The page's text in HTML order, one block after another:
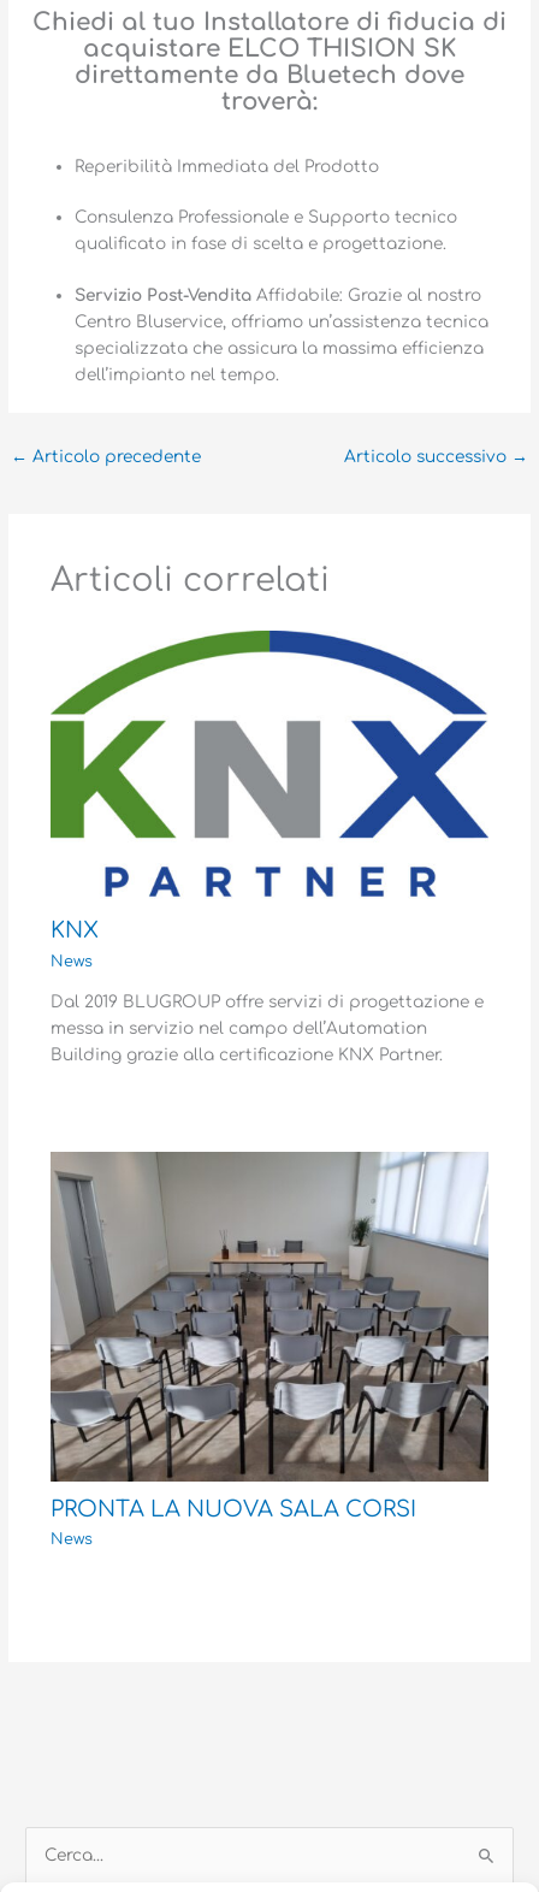
Chiedi al tuo Installatore di fiducia di
acquistare ELCO THISION SK
direttamente da Bluetech dove
troverà:
Reperibilità Immediata del Prodotto
Consulenza Professionale e Supporto tecnico
qualificato in fase di scelta e progettazione.
Servizio Post-Vendita Affidabile: Grazie al nostro
Centro Bluservice, offriamo un’assistenza tecnica
specializzata che assicura la massima efficienza
dell’impianto nel tempo.
← Articolo precedente Articolo successivo →
Articoli correlati
KNX
News
Dal 2019 BLUGROUP offre servizi di progettazione e
messa in servizio nel campo dell’Automation
Building grazie alla certificazione KNX Partner.
PRONTA LA NUOVA SALA CORSI
News